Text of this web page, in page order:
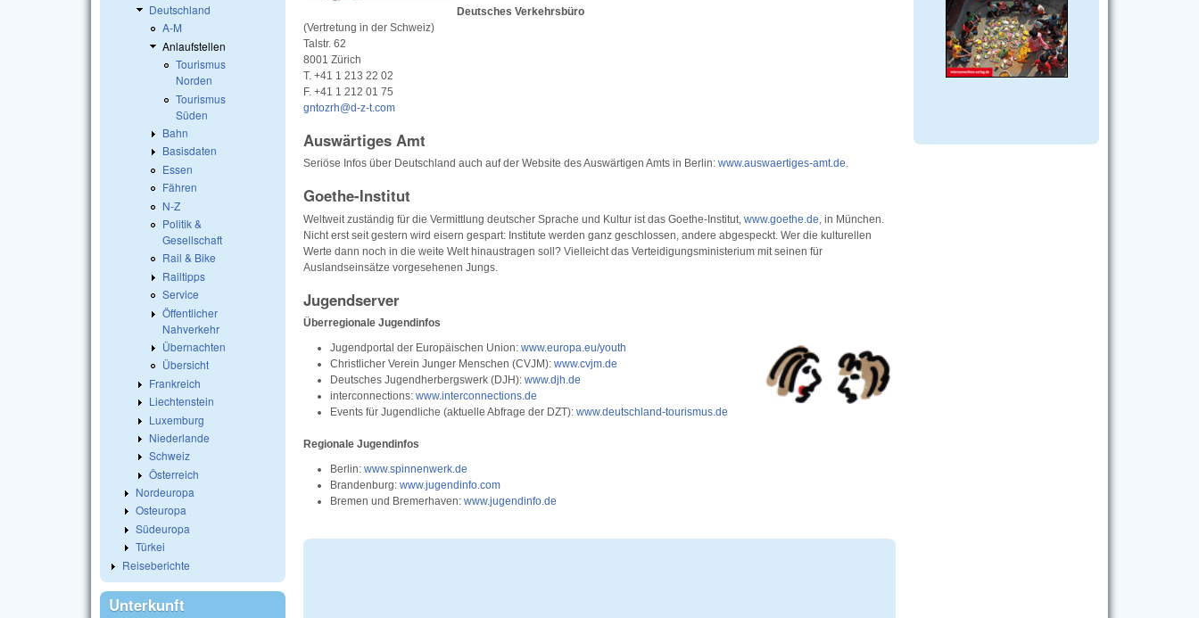
Deutsches Verkehrsbüro
(Vertretung in der Schweiz)
Talstr. 62
8001 Zürich
T. +41 1 213 22 02
F. +41 1 212 01 75
gntozrh@d-z-t.com
Auswärtiges Amt
Seriöse Infos über Deutschland auch auf der Website des Auswärtigen Amts in Berlin: www.auswaertiges-amt.de.
Goethe-Institut
Weltweit zuständig für die Vermittlung deutscher Sprache und Kultur ist das Goethe-Institut, www.goethe.de, in München.
Nicht erst seit gestern wird eisern gespart: Institute werden ganz geschlossen, andere abgespeckt. Wer die kulturellen
Werte dann noch in die weite Welt hinaustragen soll? Vielleicht das Verteidigungsministerium mit seinen für
Auslandseinsätze vorgesehenen Jungs.
Jugendserver
Überregionale Jugendinfos
Jugendportal der Europäischen Union: www.europa.eu/youth
Christlicher Verein Junger Menschen (CVJM): www.cvjm.de
Deutsches Jugendherbergswerk (DJH): www.djh.de
interconnections: www.interconnections.de
Events für Jugendliche (aktuelle Abfrage der DZT): www.deutschland-tourismus.de
Regionale Jugendinfos
Berlin: www.spinnenwerk.de
Brandenburg: www.jugendinfo.com
Bremen und Bremerhaven: www.jugendinfo.de
Deutschland
A-M
Anlaufstellen
Tourismus
Norden
Tourismus
Süden
Bahn
Basisdaten
Essen
Fähren
N-Z
Politik &
Gesellschaft
Rail & Bike
Railtipps
Service
Öffentlicher
Nahverkehr
Übernachten
Übersicht
Frankreich
Liechtenstein
Luxemburg
Niederlande
Schweiz
Österreich
Nordeuropa
Osteuropa
Südeuropa
Türkei
Reiseberichte
Unterkunft